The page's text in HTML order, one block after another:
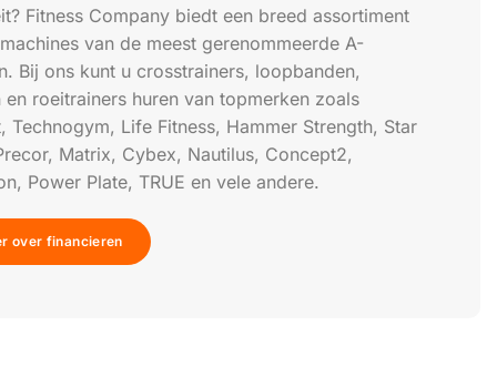
Fitness Company biedt een breed assortiment
van de meest gerenommeerde A-
Bij ons kunt u crosstrainers, loopbanden,
en roeitrainers huren van topmerken zoals
Technogym, Life Fitness, Hammer Strength, Star
Matrix, Cybex, Nautilus, Concept2,
Power Plate, TRUE en vele andere.
over financieren